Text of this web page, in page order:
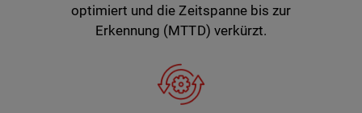
optimiert und die Zeitspanne bis zur
Erkennung (MTTD) verkürzt.